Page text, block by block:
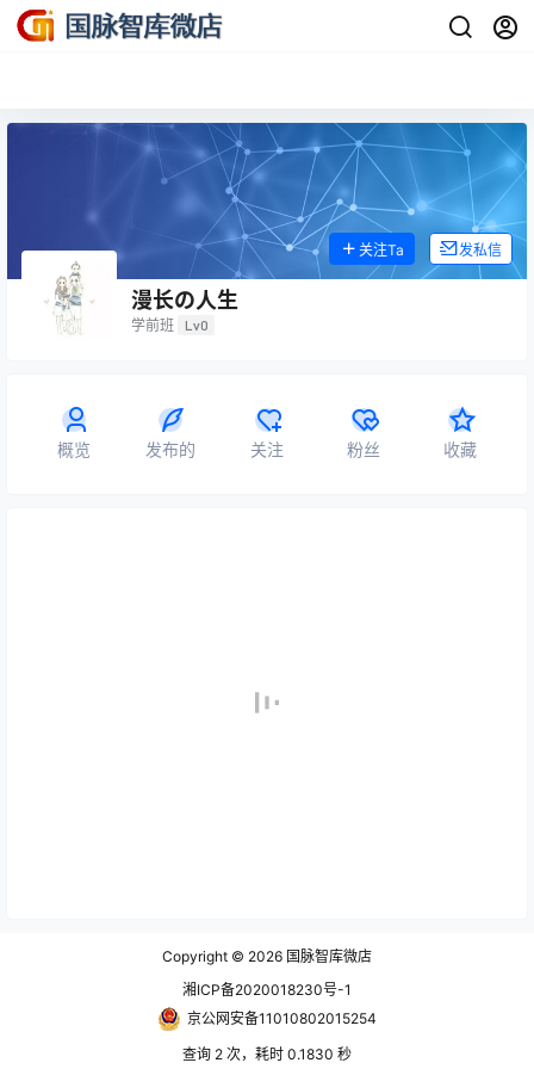
漫长の人生
学前班 Lv0
关注Ta 发私信
概览 发布的 关注 粉丝 收藏
Copyright © 2026 国脉智库微店
湘ICP备2020018230号-1
京公网安备11010802015254
查询 2 次，耗时 0.1830 秒